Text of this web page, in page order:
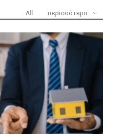
All περισσότερο